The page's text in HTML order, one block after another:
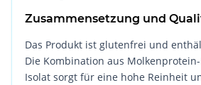
Zusammensetzung und
Das Produkt ist glutenfrei und
Die Kombination aus
Isolat sorgt für eine hohe Reinheit